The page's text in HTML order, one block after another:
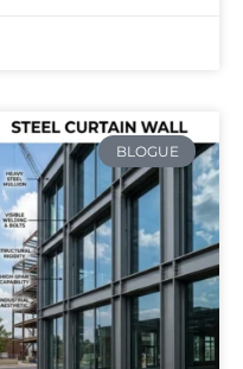
BLOGUE